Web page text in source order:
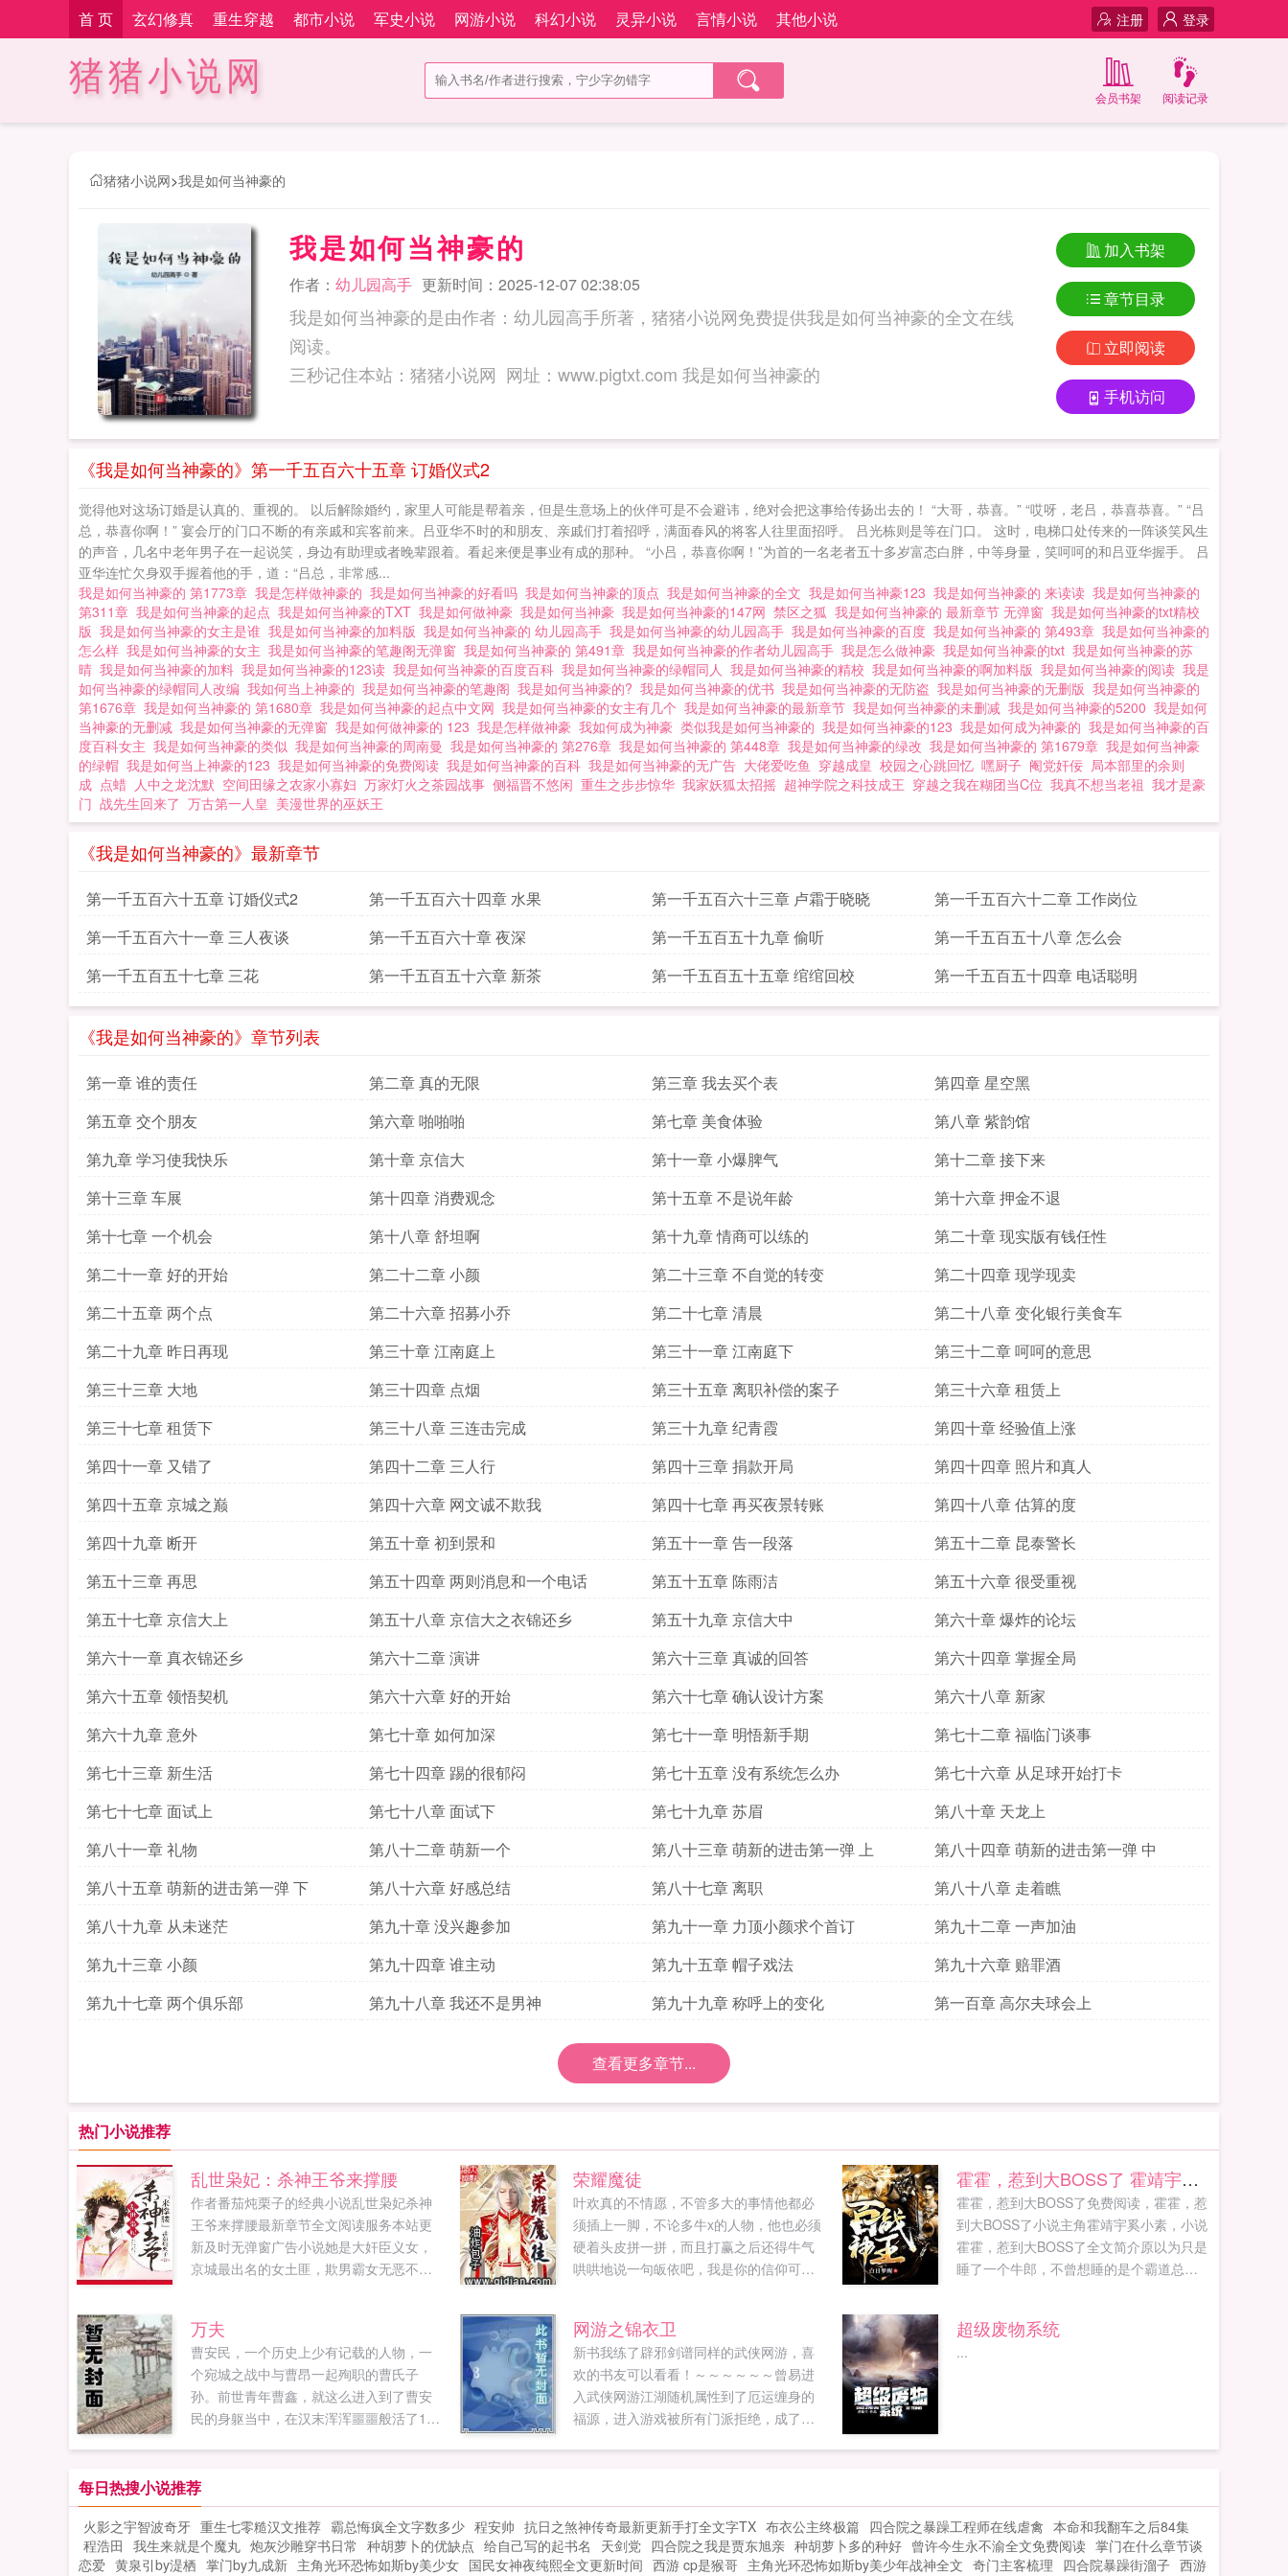
首 页 玄幻修真 重生穿越 都市小说 军史小说 网游小说 科幻小说 灵异小说 言情小说 其他小说 登录
注册
猪猪小说网 阅读记录
会员书架
猪猪小说网>我是如何当神豪的
我是如何当神豪的
作者： 幼儿园高手 更新时间：2025-12-07 02:38:05
我是如何当神豪的是由作者：幼儿园高手所著，猪猪小说网免费提供我是如何当神豪的全文在线
阅读。
三秒记住本站：猪猪小说网 网址：www.pigtxt.com 我是如何当神豪的
加入书架
章节目录
立即阅读
手机访问
《我是如何当神豪的》第一千五百六十五章 订婚仪式2
觉得他对这场订婚是认真的、重视的。 以后解除婚约，家里人可能是帮着亲，但是生意场上的伙伴可是不会避讳，绝对会把这事给传扬出去的！ “大哥，恭喜。” “哎呀，老吕，恭喜恭喜。” “吕
总，恭喜你啊！” 宴会厅的门口不断的有亲戚和宾客前来。吕亚华不时的和朋友、亲戚们打着招呼，满面春风的将客人往里面招呼。 吕光栋则是等在门口。 这时，电梯口处传来的一阵谈笑风生
的声音，几名中老年男子在一起说笑，身边有助理或者晚辈跟着。看起来便是事业有成的那种。 “小吕，恭喜你啊！”为首的一名老者五十多岁富态白胖，中等身量，笑呵呵的和吕亚华握手。 吕
亚华连忙欠身双手握着他的手，道：“吕总，非常感...
我是如何当神豪的 第1773章 我是怎样做神豪的 我是如何当神豪的好看吗 我是如何当神豪的顶点 我是如何当神豪的全文 我是如何当神豪123 我是如何当神豪的 来读读 我是如何当神豪的
第311章 我是如何当神豪的起点 我是如何当神豪的TXT 我是如何做神豪 我是如何当神豪 我是如何当神豪的147网 禁区之狐 我是如何当神豪的 最新章节 无弹窗 我是如何当神豪的txt精校
版 我是如何当神豪的女主是谁 我是如何当神豪的加料版 我是如何当神豪的 幼儿园高手 我是如何当神豪的幼儿园高手 我是如何当神豪的百度 我是如何当神豪的 第493章 我是如何当神豪的
怎么样 我是如何当神豪的女主 我是如何当神豪的笔趣阁无弹窗 我是如何当神豪的 第491章 我是如何当神豪的作者幼儿园高手 我是怎么做神豪 我是如何当神豪的txt 我是如何当神豪的苏
晴 我是如何当神豪的加料 我是如何当神豪的123读 我是如何当神豪的百度百科 我是如何当神豪的绿帽同人 我是如何当神豪的精校 我是如何当神豪的啊加料版 我是如何当神豪的阅读 我是
如何当神豪的绿帽同人改编 我如何当上神豪的 我是如何当神豪的笔趣阁 我是如何当神豪的? 我是如何当神豪的优书 我是如何当神豪的无防盗 我是如何当神豪的无删版 我是如何当神豪的
第1676章 我是如何当神豪的 第1680章 我是如何当神豪的起点中文网 我是如何当神豪的女主有几个 我是如何当神豪的最新章节 我是如何当神豪的未删减 我是如何当神豪的5200 我是如何
当神豪的无删减 我是如何当神豪的无弹窗 我是如何做神豪的 123 我是怎样做神豪 我如何成为神豪 类似我是如何当神豪的 我是如何当神豪的123 我是如何成为神豪的 我是如何当神豪的百
度百科女主 我是如何当神豪的类似 我是如何当神豪的周南曼 我是如何当神豪的 第276章 我是如何当神豪的 第448章 我是如何当神豪的绿改 我是如何当神豪的 第1679章 我是如何当神豪
的绿帽 我是如何当上神豪的123 我是如何当神豪的免费阅读 我是如何当神豪的百科 我是如何当神豪的无广告 大佬爱吃鱼 穿越成皇 校园之心跳回忆 嘿厨子 阉党奸佞 局本部里的余则
成 点蜡 人中之龙沈默 空间田缘之农家小寡妇 万家灯火之茶园战事 侧福晋不悠闲 重生之步步惊华 我家妖狐太招摇 超神学院之科技成王 穿越之我在糊团当C位 我真不想当老祖 我才是豪
门 战先生回来了 万古第一人皇 美漫世界的巫妖王
《我是如何当神豪的》最新章节
第一千五百六十五章 订婚仪式2 第一千五百六十四章 水果 第一千五百六十三章 卢霜于晓晓
第一千五百六十二章 工作岗位
第一千五百六十一章 三人夜谈
第一千五百六十章 夜深 第一千五百五十九章 偷听
第一千五百五十八章 怎么会
第一千五百五十七章 三花
第一千五百五十六章 新茶 第一千五百五十五章 绾绾回校 第一千五百五十四章 电话聪明
《我是如何当神豪的》章节列表
第一章 谁的责任 第二章 真的无限 第三章 我去买个表
第四章 星空黑
第五章 交个朋友
第六章 啪啪啪 第七章 美食体验
第八章 紫韵馆
第九章 学习使我快乐
第十章 京信大 第十一章 小爆脾气
第十二章 接下来
第十三章 车展
第十四章 消费观念 第十五章 不是说年龄
第十六章 押金不退
第十七章 一个机会
第十八章 舒坦啊 第十九章 情商可以练的
第二十章 现实版有钱任性
第二十一章 好的开始
第二十二章 小颜 第二十三章 不自觉的转变
第二十四章 现学现卖
第二十五章 两个点
第二十六章 招募小乔 第二十七章 清晨
第二十八章 变化银行美食车
第二十九章 昨日再现
第三十章 江南庭上 第三十一章 江南庭下
第三十二章 呵呵的意思
第三十三章 大地
第三十四章 点烟 第三十五章 离职补偿的案子
第三十六章 租赁上
第三十七章 租赁下
第三十八章 三连击完成 第三十九章 纪青霞
第四十章 经验值上涨
第四十一章 又错了
第四十二章 三人行 第四十三章 捐款开局
第四十四章 照片和真人
第四十五章 京城之巅
第四十六章 网文诚不欺我 第四十七章 再买夜景转账
第四十八章 估算的度
第四十九章 断开
第五十章 初到景和 第五十一章 告一段落
第五十二章 昆泰警长
第五十三章 再思
第五十四章 两则消息和一个电话 第五十五章 陈雨洁
第五十六章 很受重视
第五十七章 京信大上
第五十八章 京信大之衣锦还乡 第五十九章 京信大中
第六十章 爆炸的论坛
第六十一章 真衣锦还乡
第六十二章 演讲 第六十三章 真诚的回答
第六十四章 掌握全局
第六十五章 领悟契机
第六十六章 好的开始 第六十七章 确认设计方案
第六十八章 新家
第六十九章 意外
第七十章 如何加深 第七十一章 明悟新手期
第七十二章 福临门谈事
第七十三章 新生活
第七十四章 踢的很郁闷 第七十五章 没有系统怎么办
第七十六章 从足球开始打卡
第七十七章 面试上
第七十八章 面试下 第七十九章 苏眉
第八十章 天龙上
第八十一章 礼物
第八十二章 萌新一个 第八十三章 萌新的进击第一弹 上
第八十四章 萌新的进击第一弹 中
第八十五章 萌新的进击第一弹 下
第八十六章 好感总结 第八十七章 离职
第八十八章 走着瞧
第八十九章 从未迷茫
第九十章 没兴趣参加 第九十一章 力顶小颜求个首订
第九十二章 一声加油
第九十三章 小颜
第九十四章 谁主动 第九十五章 帽子戏法
第九十六章 赔罪酒
第九十七章 两个俱乐部
第九十八章 我还不是男神 第九十九章 称呼上的变化 第一百章 高尔夫球会上
查看更多章节...
热门小说推荐
乱世枭妃：杀神王爷来撑腰
作者番茄炖栗子的经典小说乱世枭妃杀神
王爷来撑腰最新章节全文阅读服务本站更
新及时无弹窗广告小说她是大奸臣义女，
京城最出名的女土匪，欺男霸女无恶不
婚修罗王。世人欢呼绝配！魏青棠前世瞎
了眼，认贼作父，手刃亲兄，重活一世誓
复仇。渣男贱女轮番上，打马看花挨个儿
揍！还有那黑心老贼，且待她羽翼丰时
收！可，这位杀神王爷怎么回事？她不过
是亲了个小嘴扑了个满怀，怎么就打包上
是意外！云殊云淡风...
荣耀魔徒
叶欢真的不情愿，不管多大的事情他都必
须插上一脚，不论多牛x的人物，他也必须
硬着头皮拼一拼，而且打赢之后还得牛气
哄哄地说一句皈依吧，我是你的信仰可是
霍霍，惹到大BOSS了 霍靖宇奚小素
霍霍，惹到大BOSS了免费阅读，霍霍，惹
到大BOSS了小说主角霍靖宇奚小素，小说
霍霍，惹到大BOSS了全文简介原以为只是
睡了一个牛郎，不曾想睡的是个霸道总
心机婊后妈，白莲花妹妹抢走了，她也被
赶出家门，现在就光棍一个。她不仅敢...
万夫
曹安民，一个历史上少有记载的人物，一
个宛城之战中与曹昂一起殉职的曹氏子
孙。前世青年曹鑫，就这么进入到了曹安
民的身躯当中，在汉末浑浑噩噩般活了10
了？就要被陶谦部下杀死了？正当曹操与
百官为老太公曹嵩大摆筵席之时，正当众
文武欢声笑语的刹那，曹安民却是在宴席
中突然放声大哭，并哭道老太公（曹嵩）
命不久矣。原本只想在乱世中混混日子的
网游之锦衣卫
新书我练了辟邪剑谱同样的武侠网游，喜
欢的书友可以看看！～～～～～～曾易进
入武侠网游江湖随机属性到了厄运缠身的
福源，进入游戏被所有门派拒绝，成了开
超级废物系统
...
每日热搜小说推荐
火影之宇智波奇牙 重生七零糙汉文推荐 霸总悔疯全文字数多少 程安帅 抗日之煞神传奇最新更新手打全文字TX 布衣公主终极篇 四合院之暴躁工程师在线虐禽 本命和我翻车之后84集
程浩田 我生来就是个魔丸 炮灰沙雕穿书日常 种胡萝卜的优缺点 给自己写的起书名 天剑党 四合院之我是贾东旭亲 种胡萝卜多的种好 曾许今生永不渝全文免费阅读 掌门在什么章节谈
恋爱 黄泉引by湜栖 掌门by九成新 主角光环恐怖如斯by美少女 国民女神夜纯熙全文更新时间 西游 cp是猴哥 主角光环恐怖如斯by美少年战神全文 奇门主客梳理 四合院暴躁街溜子 西游